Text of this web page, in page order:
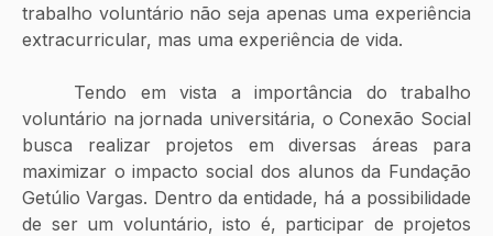
trabalho voluntário não seja apenas uma experiência
extracurricular, mas uma experiência de vida.
voluntário na jornada universitária, o Conexão Social
busca realizar projetos em diversas áreas para
maximizar o impacto social dos alunos da Fundação
Getúlio Vargas. Dentro da entidade, há a possibilidade
de ser um voluntário, isto é, participar de projetos